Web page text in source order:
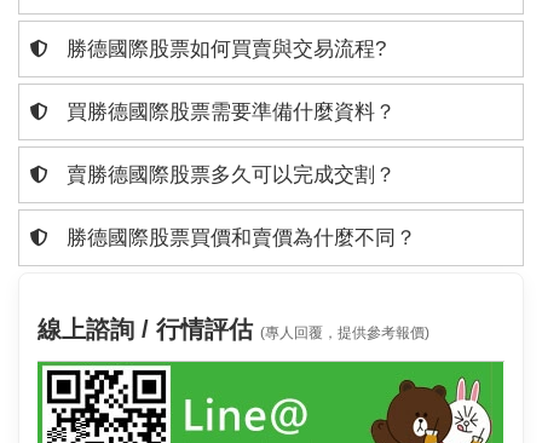
勝德國際股票如何買賣與交易流程?
買勝德國際股票需要準備什麼資料？
賣勝德國際股票多久可以完成交割？
勝德國際股票買價和賣價為什麼不同？
線上諮詢 / 行情評估 (專人回覆，提供參考報價)